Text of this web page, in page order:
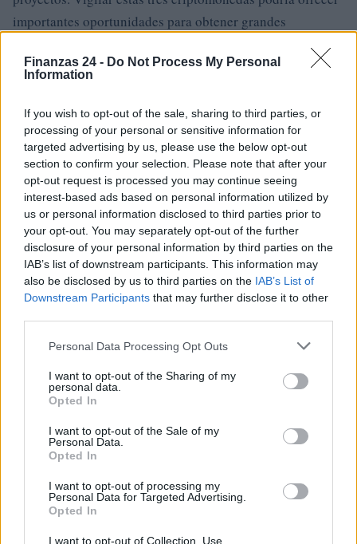
Finanzas 24 - Do Not Process My Personal
Information
If you wish to opt-out of the sale, sharing to third parties, or
processing of your personal or sensitive information for
targeted advertising by us, please use the below opt-out
section to confirm your selection. Please note that after your
opt-out request is processed you may continue seeing
interest-based ads based on personal information utilized by
us or personal information disclosed to third parties prior to
your opt-out. You may separately opt-out of the further
disclosure of your personal information by third parties on the
IAB’s list of downstream participants. This information may
also be disclosed by us to third parties on the IAB’s List of
Downstream Participants that may further disclose it to other
Please note that this website/app uses one or more Google
not limited to your visit or usage behaviour. You may click to
grant or deny consent to Google and its third-party tags to
use your data for below specified purposes in below Google
consent section.
Personal Data Processing Opt Outs
I want to opt-out of the Sharing of my
personal data.
Opted In
I want to opt-out of the Sale of my
Personal Data.
Opted In
I want to opt-out of processing my
Personal Data for Targeted Advertising.
Opted In
I want to opt-out of Collection, Use,
importantes oportunidades para obtener grandes
AUTOR
Consejo editorial